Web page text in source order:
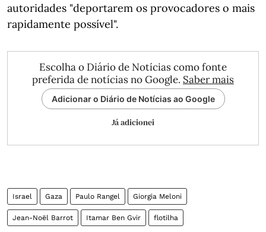
autoridades "deportarem os provocadores o mais
rapidamente possível".
Escolha o Diário de Notícias como fonte
preferida de notícias no Google. Saber mais
Adicionar o Diário de Notícias ao Google
Já adicionei
Israel Gaza Paulo Rangel Giorgia Meloni
Jean-Noël Barrot Itamar Ben Gvir flotilha